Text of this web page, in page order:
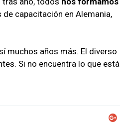
capacitación en Alemania,
muchos años más. El diverso
Si no encuentra lo que está